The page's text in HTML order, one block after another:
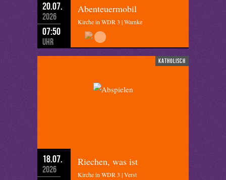
20.07.
2026
07:50
Uhr
Abenteuermobil
Kirche in WDR 3 | Warnke
katholisch
18.07.
2026
Riechen, was ist
Kirche in WDR 3 | Verst